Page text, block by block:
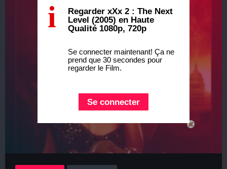
i
Regarder xXx 2 : The Next
Level (2005) en Haute
Qualité 1080p, 720p
Se connecter maintenant! Ça ne
prend que 30 secondes pour
regarder le Film.
Se connecter